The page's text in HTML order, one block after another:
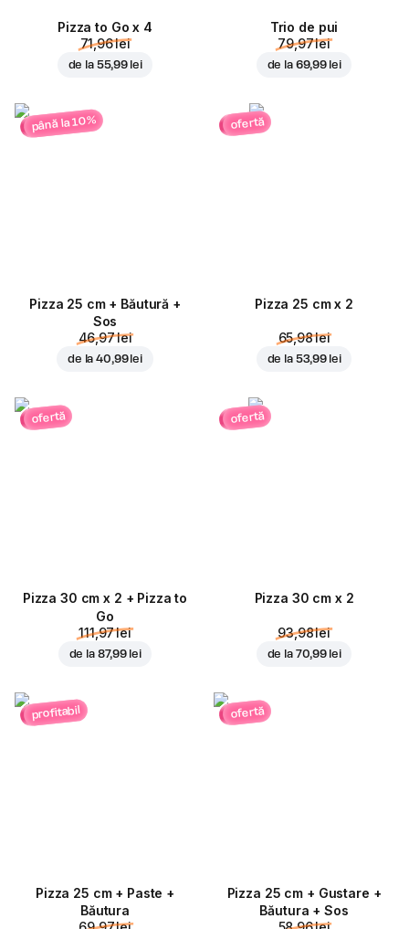
Pizza to Go x 4
71,96 lei
de la 55,99 lei
Trio de pui
79,97 lei
de la 69,99 lei
până la 10%
Pizza 25 cm + Băutură +
Sos
46,97 lei
de la40,99 lei
ofertă
Pizza 25 cm x 2
65,98 lei
de la 53,99 lei
ofertă
Pizza 30 cm x 2 + Pizza to
Go
111,97 lei
de la 87,99 lei
ofertă
Pizza 30 cm x 2
93,98 lei
de la 70,99 lei
profitabil
Pizza 25 cm + Paste +
Băutura
ofertă
Pizza 25 cm + Gustare +
Băutura + Sos